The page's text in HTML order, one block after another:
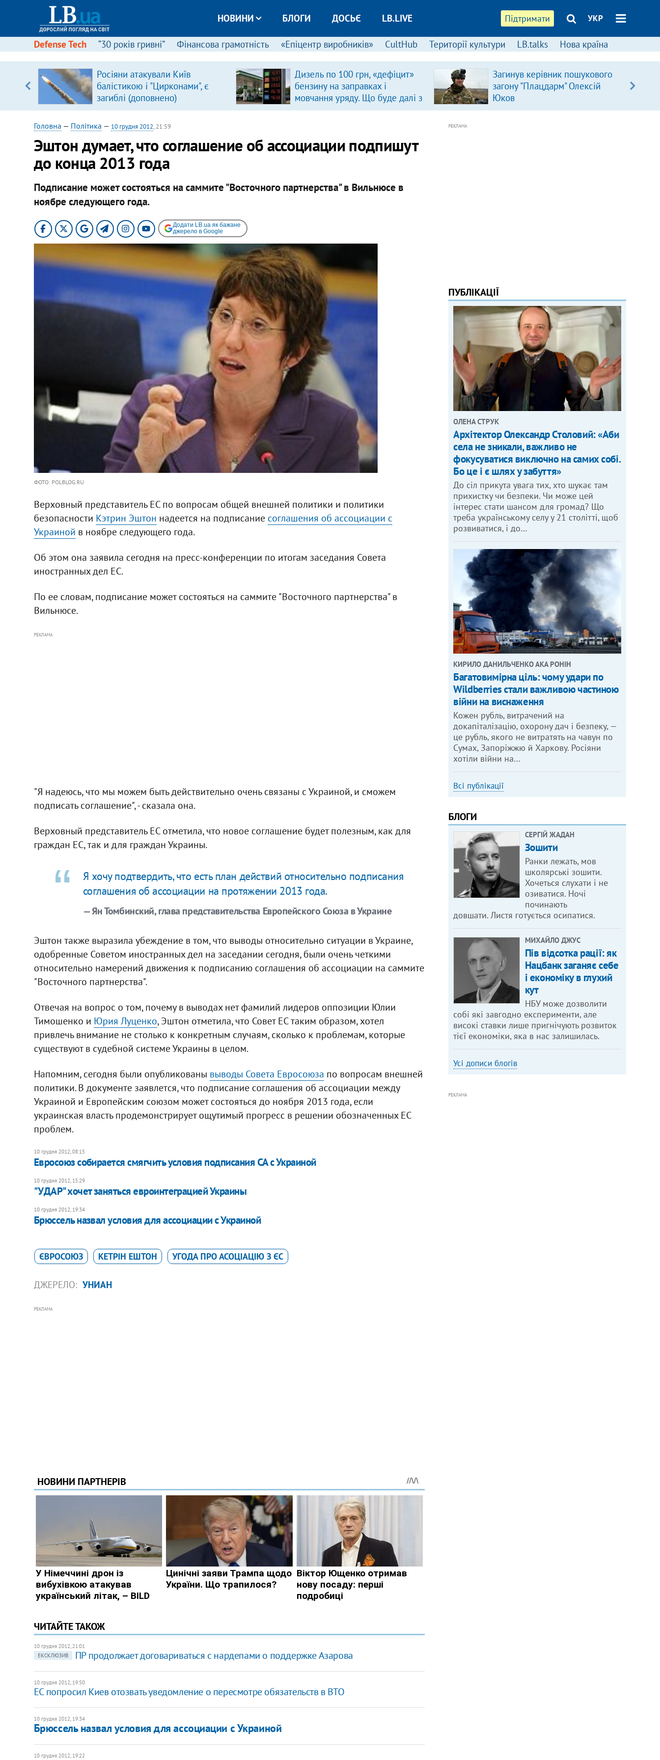
Підтримати УКР
НОВИНИ БЛОГИ ДОСЬЄ LB.LIVE
Defense Tech “30 років гривні” Фінансова грамотність «Епіцентр виробників» CultHub Території культури LB.talks Нова країна
Росіяни атакували Київ
балістикою і "Цирконами", є
загиблі (доповнено)
Дизель по 100 грн, «дефіцит»
бензину на заправках і
мовчання уряду. Що буде далі з
цінами на пальне?
Загинув керівник пошукового
загону "Плацдарм" Олексій
Юков
Головна — Політика — 10 грудня 2012, 21:59
Эштон думает, что соглашение об ассоциации подпишут
до конца 2013 года
Подписание может состояться на саммите "Восточного партнерства" в Вильнюсе в
ноябре следующего года.
Додати LB.ua як бажане
джерело в Google
ФОТО: POLBLOG.RU
Верховный представитель ЕС по вопросам общей внешней политики и политики
безопасности Кэтрин Эштон надеется на подписание соглашения об ассоциации с
Украиной в ноябре следующего года.
Об этом она заявила сегодня на пресс-конференции по итогам заседания Совета
иностранных дел ЕС.
По ее словам, подписание может состояться на саммите "Восточного партнерства" в
Вильнюсе.
РЕКЛАМА
"Я надеюсь, что мы можем быть действительно очень связаны с Украиной, и сможем
подписать соглашение", - сказала она.
Верховный представитель ЕС отметила, что новое соглашение будет полезным, как для
граждан ЕС, так и для граждан Украины.
Я хочу подтвердить, что есть план действий относительно подписания
соглашения об ассоциации на протяжении 2013 года.
— Ян Томбинский, глава представительства Европейского Союза в Украине
Эштон также выразила убеждение в том, что выводы относительно ситуации в Украине,
одобренные Советом иностранных дел на заседании сегодня, были очень четкими
относительно намерений движения к подписанию соглашения об ассоциации на саммите
"Восточного партнерства".
Отвечая на вопрос о том, почему в выводах нет фамилий лидеров оппозиции Юлии
Тимошенко и Юрия Луценко, Эштон отметила, что Совет ЕС таким образом, хотел
привлечь внимание не столько к конкретным случаям, сколько к проблемам, которые
существуют в судебной системе Украины в целом.
Напомним, сегодня были опубликованы выводы Совета Евросоюза по вопросам внешней
политики. В документе заявлется, что подписание соглашения об ассоциации между
Украиной и Европейским союзом может состояться до ноября 2013 года, если
украинская власть продемонстрирует ощутимый прогресс в решении обозначенных ЕС
проблем.
10 грудня 2012, 08:15
Евросоюз собирается смягчить условия подписания СА с Украиной
10 грудня 2012, 15:29
"УДАР" хочет заняться евроинтеграцией Украины
10 грудня 2012, 19:34
Брюссель назвал условия для ассоциации с Украиной
ЄВРОСОЮЗ КЕТРІН ЕШТОН УГОДА ПРО АСОЦІАЦІЮ З ЄС
ДЖЕРЕЛО: УНИАН
РЕКЛАМА
ЧИТАЙТЕ ТАКОЖ
10 грудня 2012, 21:01
ЕКСКЛЮЗИВ
ПР продолжает договариваться с нардепами о поддержке Азарова
10 грудня 2012, 19:50
ЕС попросил Киев отозвать уведомление о пересмотре обязательств в ВТО
10 грудня 2012, 19:34
Брюссель назвал условия для ассоциации с Украиной
10 грудня 2012, 19:22
РЕКЛАМА
ПУБЛІКАЦІЇ
ОЛЕНА СТРУК
Архітектор Олександр Столовий: «Аби
села не зникали, важливо не
фокусуватися виключно на самих собі.
Бо це і є шлях у забуття»
До сіл прикута увага тих, хто шукає там
прихистку чи безпеки. Чи може цей
інтерес стати шансом для громад? Що
треба українському селу у 21 столітті, щоб
розвиватися, і до…
КИРИЛО ДАНИЛЬЧЕНКО АКА РОНІН
Багатовимірна ціль: чому удари по
Wildberries стали важливою частиною
війни на виснаження
Кожен рубль, витрачений на
докапіталізацію, охорону дач і безпеку, —
це рубль, якого не витратять на чавун по
Сумах, Запоріжжю й Харкову. Росіяни
хотіли війни на…
Всі публікації
БЛОГИ
СЕРГІЙ ЖАДАН
Зошити
Ранки лежать, мов
школярські зошити.
Хочеться слухати і не
озиватися. Ночі
починають
довшати. Листя готується осипатися.
МИХАЙЛО ДЖУС
Пів відсотка рації: як
Нацбанк заганяє себе
і економіку в глухий
кут
НБУ може дозволити
собі які завгодно експерименти, але
високі ставки лише пригнічують розвиток
тієї економіки, яка в нас залишилась.
Усі дописи блогів
РЕКЛАМА